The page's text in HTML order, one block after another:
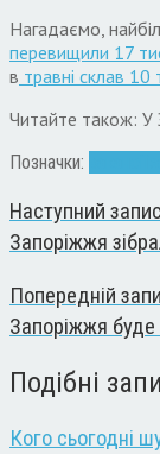
Нагадаємо,
перевищили 17
в травні склав 10
Читайте також: У
Позначки:
Наступний запис
Запоріжжя
Попередній
Запоріжжя
Подібні
Кого сьогодні